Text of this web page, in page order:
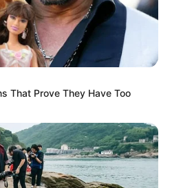
That Prove They Have Too